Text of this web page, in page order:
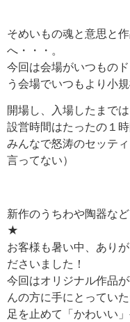
そめいもの魂と意思と
へ・・・。
今回は会場がいつもの
う会場でいつもより小規
開場し、入場したまで
設営時間はたったの１
みんなで怒涛のセッテ
言ってない）
新作のうちわや陶器な
★
お客様も暑い中、あり
ださいました！
今回はオリジナル作品
んの方に手にとっていた
足を止めて「かわいい